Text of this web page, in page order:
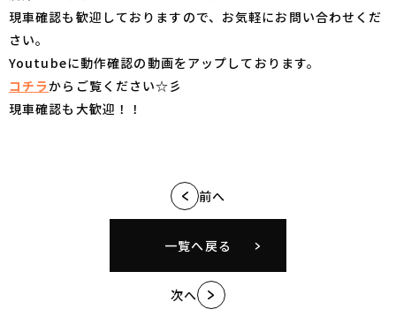
現車確認も歓迎しておりますので、お気軽にお問い合わせくだ
さい。
Youtubeに動作確認の動画をアップしております。
コチラからご覧ください☆彡
現車確認も大歓迎！！
前へ
一覧へ戻る
次へ